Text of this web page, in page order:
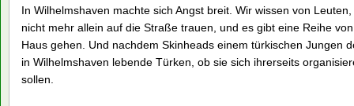
In Wilhelmshaven machte sich Angst breit. Wir wissen von
nicht mehr allein auf die Straße trauen, und es gibt eine Reihe
Haus gehen. Und nachdem Skinheads einem türkischen Jungen
in Wilhelmshaven lebende Türken, ob sie sich ihrerseits
sollen.